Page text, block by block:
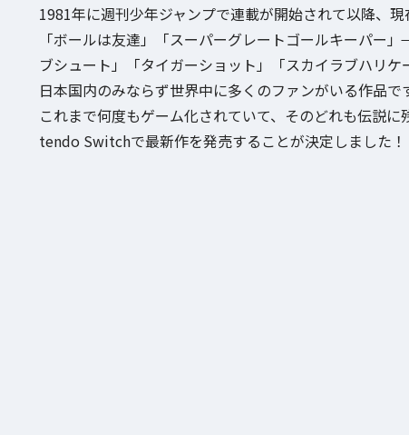
1981年に週刊少年ジャンプで連載が開始されて以降、
「ボールは友達」「スーパーグレートゴールキーパー」
ブシュート」「タイガーショット」「スカイラブハリ
日本国内のみならず世界中に多くのファンがいる作品で
これまで何度もゲーム化されていて、そのどれも伝説
tendo Switchで最新作を発売することが決定しました！